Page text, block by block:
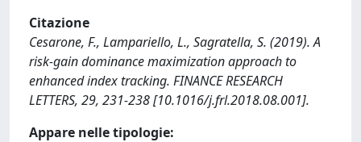
Citazione
Cesarone, F., Lampariello, L., Sagratella, S. (2019). A
risk-gain dominance maximization approach to
enhanced index tracking. FINANCE RESEARCH
LETTERS, 29, 231-238 [10.1016/j.frl.2018.08.001].
Appare nelle tipologie: